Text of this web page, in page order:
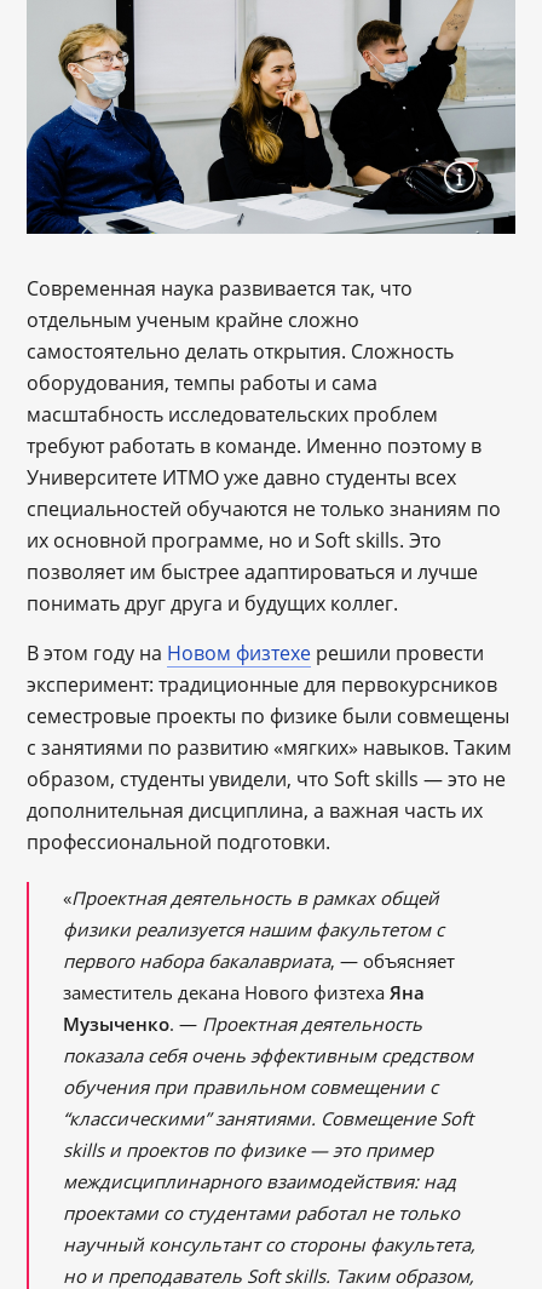
Современная наука развивается так, что
отдельным ученым крайне сложно
самостоятельно делать открытия. Сложность
оборудования, темпы работы и сама
масштабность исследовательских проблем
требуют работать в команде. Именно поэтому в
Университете ИТМО уже давно студенты всех
специальностей обучаются не только знаниям по
их основной программе, но и Soft skills. Это
позволяет им быстрее адаптироваться и лучше
понимать друг друга и будущих коллег.
В этом году на Новом физтехе решили провести
эксперимент: традиционные для первокурсников
семестровые проекты по физике были совмещены
с занятиями по развитию «мягких» навыков. Таким
образом, студенты увидели, что Soft skills ― это не
дополнительная дисциплина, а важная часть их
профессиональной подготовки.
«Проектная деятельность в рамках общей
физики реализуется нашим факультетом с
первого набора бакалавриата, ― объясняет
заместитель декана Нового физтеха Яна
Музыченко. ― Проектная деятельность
показала себя очень эффективным средством
обучения при правильном совмещении с
“классическими” занятиями. Совмещение Soft
skills и проектов по физике ― это пример
междисциплинарного взаимодействия: над
проектами со студентами работал не только
научный консультант со стороны факультета,
но и преподаватель Soft skills. Таким образом,